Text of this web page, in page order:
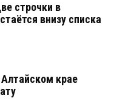
строчки в
внизу списка
крае